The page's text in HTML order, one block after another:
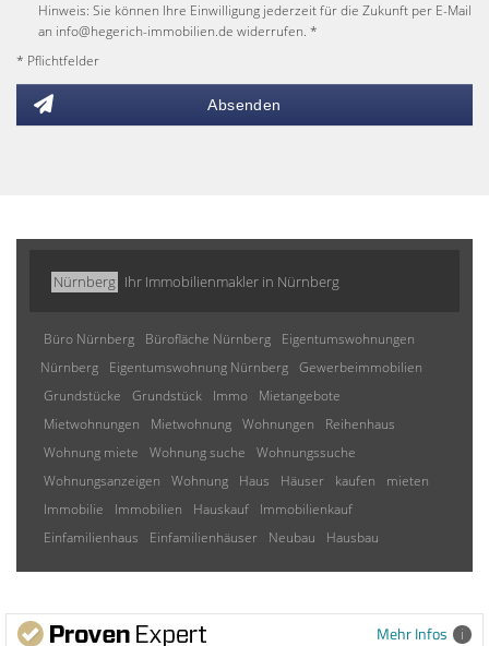
Hinweis: Sie können Ihre Einwilligung jederzeit für die Zukunft per E-Mail
an info@hegerich-immobilien.de widerrufen. *
* Pflichtfelder
Absenden
Nürnberg Ihr Immobilienmakler in Nürnberg
Büro Nürnberg Bürofläche Nürnberg
Eigentumswohnungen
Nürnberg
Eigentumswohnung Nürnberg Gewerbeimmobilien
Grundstücke
Grundstück Immo
Mietangebote
Mietwohnungen
Mietwohnung Wohnungen
Reihenhaus
Wohnung miete
Wohnung suche
Wohnungssuche
Wohnungsanzeigen
Wohnung Haus Häuser kaufen
mieten
Immobilie
Immobilien Hauskauf
Immobilienkauf
Einfamilienhaus
Einfamilienhäuser Neubau Hausbau
Mehr Infos